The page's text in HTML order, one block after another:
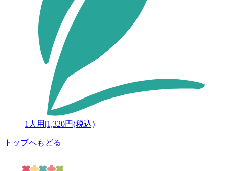
1人用 |1,320円(税込)
トップへもどる